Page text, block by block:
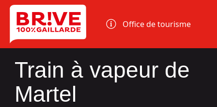
Panneau de gestion des cookies
Office de tourisme
Train à vapeur de
Martel